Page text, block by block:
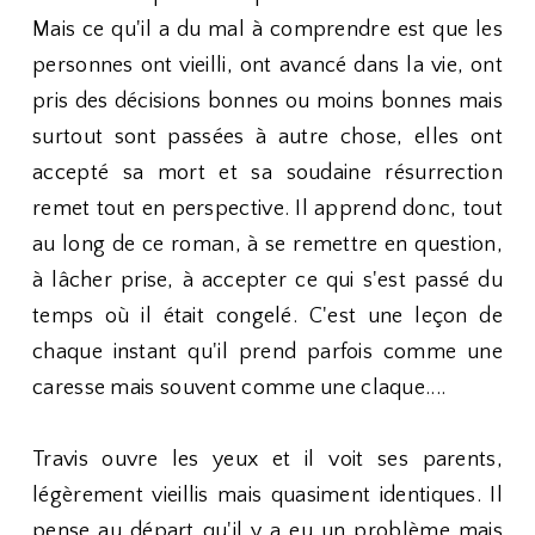
Mais ce qu'il a du mal à comprendre est que les
personnes ont vieilli, ont avancé dans la vie, ont
pris des décisions bonnes ou moins bonnes mais
surtout sont passées à autre chose, elles ont
accepté sa mort et sa soudaine résurrection
remet tout en perspective. Il apprend donc, tout
au long de ce roman, à se remettre en question,
à lâcher prise, à accepter ce qui s'est passé du
temps où il était congelé. C'est une leçon de
chaque instant qu'il prend parfois comme une
caresse mais souvent comme une claque....
Travis ouvre les yeux et il voit ses parents,
légèrement vieillis mais quasiment identiques. Il